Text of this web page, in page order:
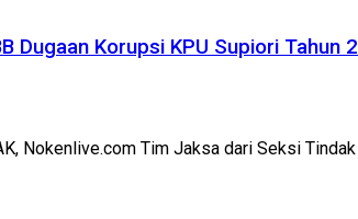
Dugaan Korupsi KPU Supiori Tahun
Nokenlive.com Tim Jaksa dari Seksi